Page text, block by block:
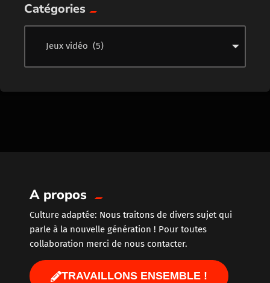
Catégories
A propos
Culture adaptée: Nous traitons de divers sujet qui
parle à la nouvelle génération ! Pour toutes
collaboration merci de nous contacter.
TRAVAILLONS ENSEMBLE !